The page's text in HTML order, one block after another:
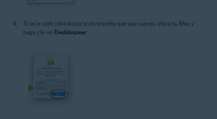
Si se le pide, introduzca la contraseña que usa cuando inicia su Mac y
haga clic en Desbloquear